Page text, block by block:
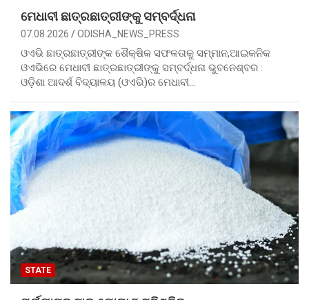
ମେଧାବୀ ଛାତ୍ରଛାତ୍ରୀଙ୍କୁ ସମ୍ବର୍ଦ୍ଧନା
07.08.2026 ODISHA_NEWS_PRESS
ଓଏଭି ଛାତ୍ରଛାତ୍ରୀଙ୍କ ଶୈକ୍ଷିକ ସଫଳତାକୁ ସମ୍ମାନ,ଆଇକନିକ
ଓଏଭିରେ ମେଧାବୀ ଛାତ୍ରଛାତ୍ରୀଙ୍କୁ ସମ୍ବର୍ଦ୍ଧନା ଭୁବନେଶ୍ବର :
ଓଡ଼ିଶା ଆଦର୍ଶ ବିଦ୍ୟାଳୟ (ଓଏଭି)ର ମେଧାବୀ…
STATE